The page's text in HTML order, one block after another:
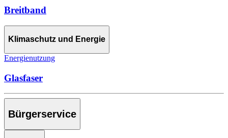
Breitband
Klimaschutz und Energie
Energienutzung
Glasfaser
Bürgerservice